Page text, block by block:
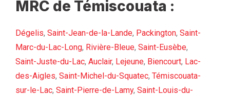
MRC de Témiscouata :
Dégelis, Saint-Jean-de-la-Lande, Packington, Saint-
Marc-du-Lac-Long, Rivière-Bleue, Saint-Eusèbe,
Saint-Juste-du-Lac, Auclair, Lejeune, Biencourt, Lac-
des-Aigles, Saint-Michel-du-Squatec, Témiscouata-
sur-le-Lac, Saint-Pierre-de-Lamy, Saint-Louis-du-